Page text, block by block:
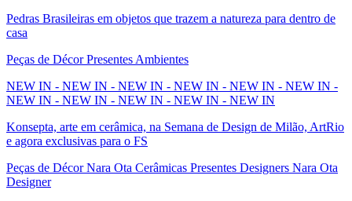
Pedras Brasileiras em objetos que trazem a natureza para dentro de
casa
Peças de Décor Presentes Ambientes
NEW IN - NEW IN - NEW IN - NEW IN - NEW IN - NEW IN -
NEW IN - NEW IN - NEW IN - NEW IN - NEW IN
Konsepta, arte em cerâmica, na Semana de Design de Milão, ArtRio
e agora exclusivas para o FS
Peças de Décor Nara Ota Cerâmicas Presentes Designers Nara Ota
Designer